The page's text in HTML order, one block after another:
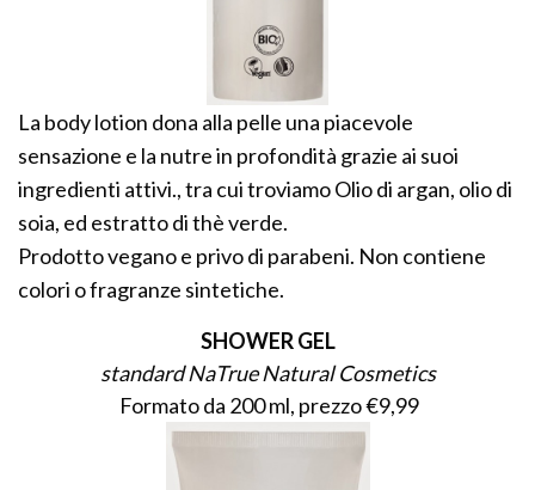
La body lotion dona alla pelle una piacevole
sensazione e la nutre in profondità grazie ai suoi
ingredienti attivi., tra cui troviamo Olio di argan, olio di
soia, ed estratto di thè verde.
Prodotto vegano e privo di parabeni. Non contiene
colori o fragranze sintetiche.
SHOWER GEL
standard NaTrue Natural Cosmetics
Formato da 200 ml, prezzo €9,99